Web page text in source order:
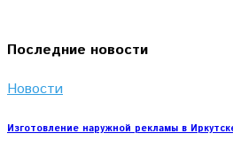
Последние новости
Новости
Изготовление наружной рекламы в